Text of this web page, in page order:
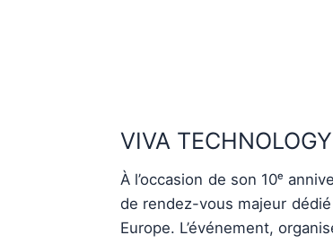
VIVA
À l’occasion de son 10ᵉ
de rendez-vous majeur
Europe. L’événement,